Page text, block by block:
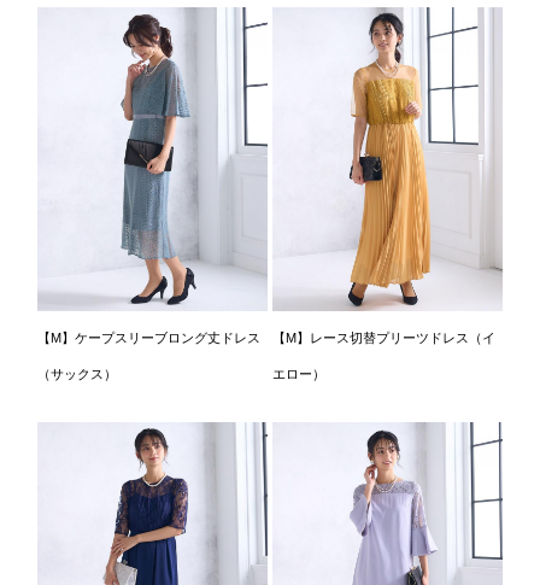
【M】ケープスリーブロング丈ドレス
（サックス）
【M】レース切替プリーツドレス（イ
エロー）